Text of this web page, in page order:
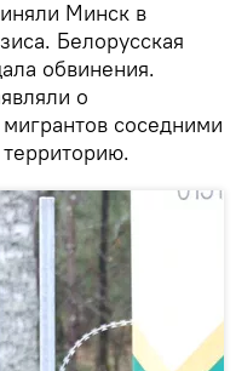
Минск в
Белорусская
обвинения.
о
соседними